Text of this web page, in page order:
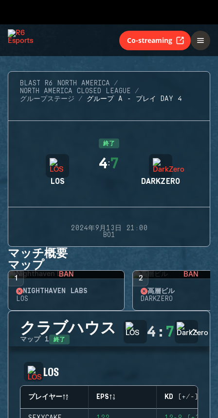
Co-streaming
BLAST R6 NORTH AMERICA
NORTH AMERICA CLOSED LEAGUE
グループステージ
グループ A - プレイ DAY 4
終了
LOS
4:7
DARKZERO
2024年9月13日 21:00
BO1
マッチ概要
マップ
1 BAN
NIGHTHAVEN LABS
LOS
2 BAN
高層ビル
DARKZERO
クラブハウス
マップ 1 終了 4 : 7
LOS
プレイヤー EPS KD (+/-)